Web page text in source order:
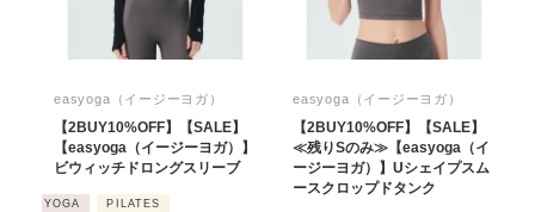
easyoga（イージーヨガ）
【2BUY10%OFF】【SALE】
【easyoga（イージーヨガ）】
ビウィッチドロングスリーブ
YOGA PILATES
easyoga（イージーヨガ）
【2BUY10%OFF】【SALE】
≪残りSのみ≫【easyoga（イ
ージーヨガ）】Uシェイプスム
ースクロップドタンク